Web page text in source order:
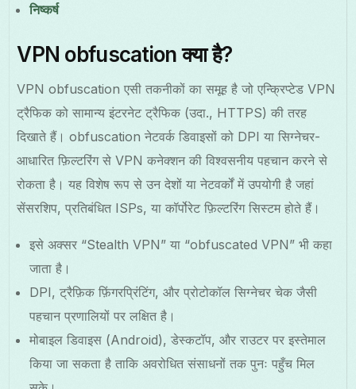
निष्कर्ष
VPN obfuscation क्या है?
VPN obfuscation एसी तकनीकों का समूह है जो एन्क्रिप्टेड VPN
ट्रैफिक को सामान्य इंटरनेट ट्रैफिक (उदा., HTTPS) की तरह
दिखाते हैं। obfuscation नेटवर्क डिवाइसों को DPI या सिग्नेचर-
आधारित फ़िल्टरिंग से VPN कनेक्शन की विश्वसनीय पहचान करने से
रोकता है। यह विशेष रूप से उन देशों या नेटवर्कों में उपयोगी है जहां
सेंसरशिप, प्रतिबंधित ISPs, या कॉर्पोरेट फ़िल्टरिंग सिस्टम होते हैं।
इसे अक्सर “Stealth VPN” या “obfuscated VPN” भी कहा
जाता है।
DPI, ट्रैफ़िक फ़िंगरप्रिंटिंग, और प्रोटोकॉल सिग्नेचर चेक जैसी
पहचान प्रणालियों पर लक्षित है।
मोबाइल डिवाइस (Android), डेस्कटॉप, और राउटर पर इस्तेमाल
किया जा सकता है ताकि अवरोधित संसाधनों तक पुनः पहुँच मिल